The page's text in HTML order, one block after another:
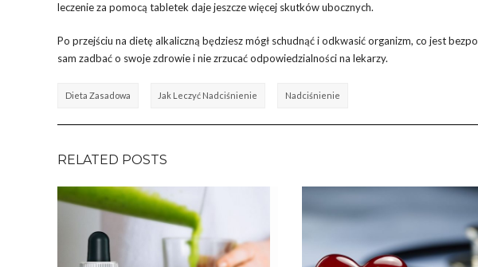
leczenie za pomocą tabletek daje jeszcze więcej skutków ubocznych.
Po przejściu na dietę alkaliczną będziesz mógł schudnąć i odkwasić organizm, co jest
sam zadbać o swoje zdrowie i nie zrzucać odpowiedzialności na lekarzy.
Dieta Zasadowa Jak Leczyć Nadciśnienie Nadciśnienie
RELATED POSTS